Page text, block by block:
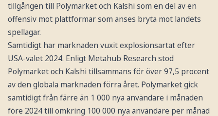
tillgången till Polymarket och Kalshi som en del av en
offensiv mot plattformar som anses bryta mot landets
spellagar.
Samtidigt har marknaden vuxit explosionsartat efter
USA-valet 2024. Enligt Metahub Research stod
Polymarket och Kalshi tillsammans för över 97,5 procent
av den globala marknaden förra året. Polymarket gick
samtidigt från färre än 1 000 nya användare i månaden
före 2024 till omkring 100 000 nya användare per månad